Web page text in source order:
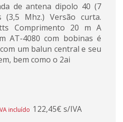
de antena dipolo 40 (7
Mhz.) Versão curta.
Comprimento 20 m A
AT-4080 com bobinas é
um balun central e seu
bem como o 2ai
incluído 122,45€ s/IVA